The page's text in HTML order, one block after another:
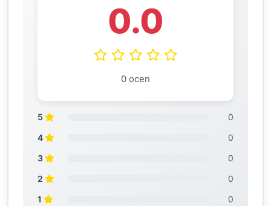
0.0
0 ocen
5
0
4
0
3
0
2
0
1
0